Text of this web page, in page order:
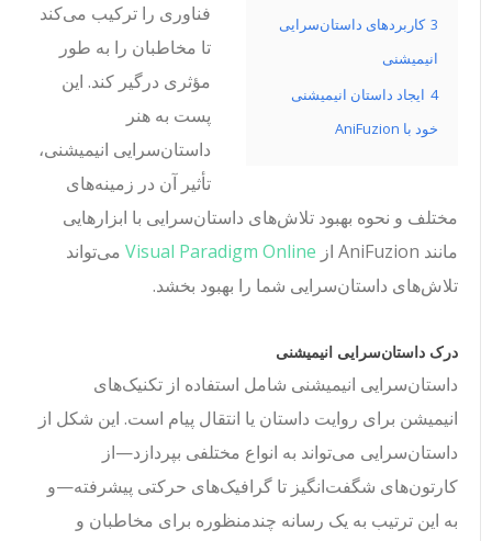
کاربردهای داستان‌سرایی
انیمیشنی
ایجاد داستان انیمیشنی
خود با AniFuzion
فناوری را ترکیب می‌کند
تا مخاطبان را به طور
مؤثری درگیر کند. این
پست به هنر
داستان‌سرایی انیمیشنی،
تأثیر آن در زمینه‌های
مختلف و نحوه بهبود تلاش‌های داستان‌سرایی با ابزارهایی
مانند AniFuzion از
Visual Paradigm Onlineمی‌تواند
تلاش‌های داستان‌سرایی شما را بهبود بخشد.
درک داستان‌سرایی انیمیشنی
داستان‌سرایی انیمیشنی شامل استفاده از تکنیک‌های
انیمیشن برای روایت داستان یا انتقال پیام است. این شکل از
داستان‌سرایی می‌تواند به انواع مختلفی بپردازد—از
کارتون‌های شگفت‌انگیز تا گرافیک‌های حرکتی پیشرفته—و
به این ترتیب به یک رسانه چندمنظوره برای مخاطبان و